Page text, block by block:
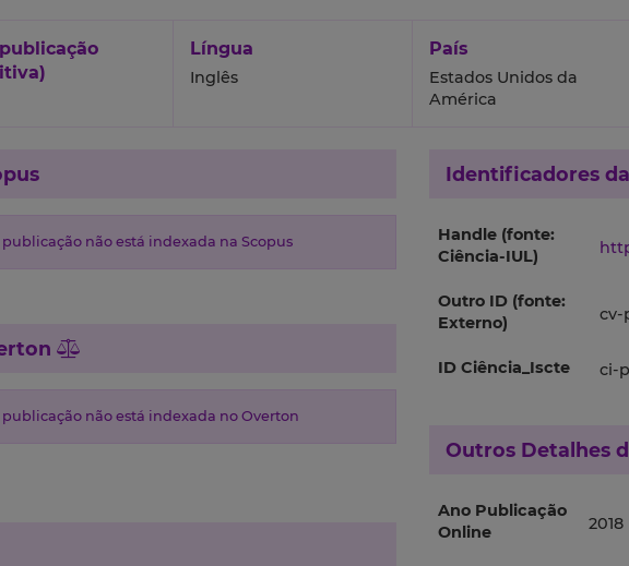
Língua
Inglês
País
Estados Unidos da
América
publicação não está indexada na Scopus
publicação não está indexada no Overton
Identificadores
Handle (fonte:
Ciência-IUL)
Outro ID (fonte:
Externo)
cv-
ID Ciência_Iscte ci-
Outros Detalhes
Ano Publicação
Online
2018